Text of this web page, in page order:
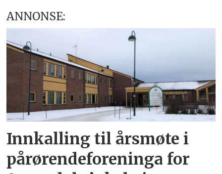
ANNONSE:
Innkalling til årsmøte i
pårørendeforeninga for